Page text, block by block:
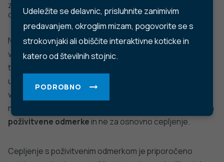
Udeležite se delavnic, prisluhnite zanimivim
predavanjem, okroglim mizam, pogovorite se s
strokovnjaki ali obiščite interaktivne koticke in
katero od številnih stojnic.
PODROBNO
Zadnje posodobljeno: 23.11.2022
Objavljeno: 22.09.2022
Nova cepiva zagotavljajo boljši odziv protiteles oziroma
višjo raven protiteles, ki nevtralizirajo različico omikron in
tudi njene podrazličice. Cepiva so registrirana za
uporabo pri osebah, starih 12 let in več, ki so že prejele
vsaj osnovno cepljenje, od zadnjega cepljenja pa je
minilo vsaj tri mesece. Cepiva so torej
registrirana le za
poživitvene odmerke in ne za osnovno cepljenje.
Cepljenje s poživitvenim odmerkom je priporočeno